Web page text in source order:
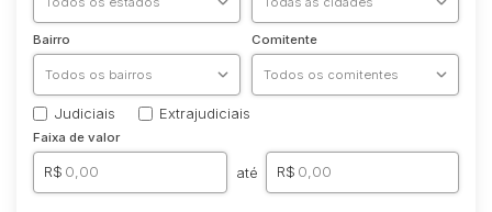
Bairro Comitente
Judiciais Extrajudiciais
Faixa de valor
R$ até R$